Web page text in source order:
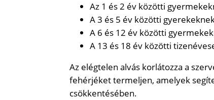
Az 1 és 2 év közötti
A 3 és 5 év közötti
A 6 és 12 év közötti
A 13 és 18 év közötti
Az elégtelen alvás korlátozza a
fehérjéket termeljen, amelyek
csökkentésében.